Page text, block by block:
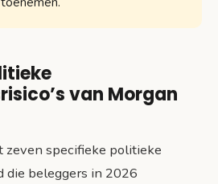
van Morgan
zeven specifieke politieke
die beleggers in 2026